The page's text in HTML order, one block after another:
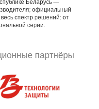
Беларусь —
официальный
спектр решений: от
серии.
партнёры